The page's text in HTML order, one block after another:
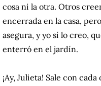
cosa ni la otra. Otros
encerrada en la casa,
asegura, y yo sí lo creo,
enterró en el jardín.
¡Ay, Julieta! Sale con